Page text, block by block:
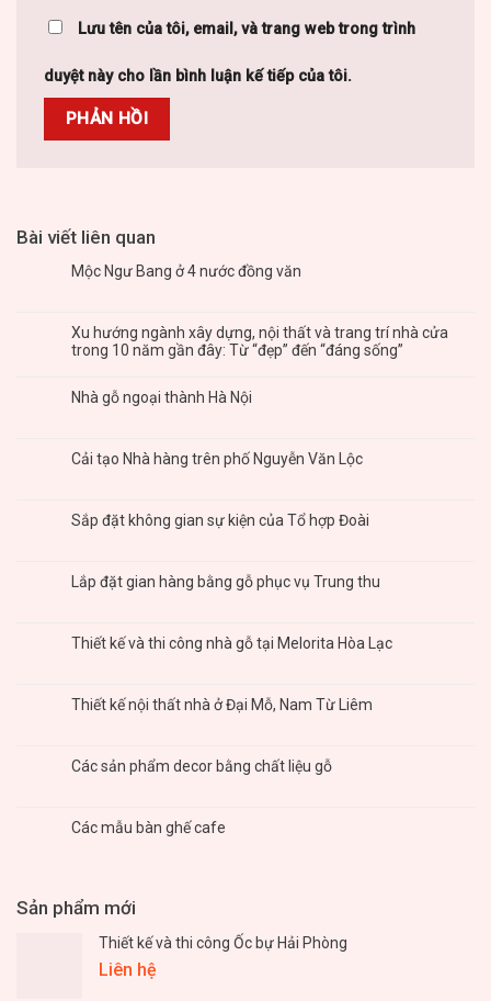
Lưu tên của tôi, email, và trang web trong trình
duyệt này cho lần bình luận kế tiếp của tôi.
Bài viết liên quan
Mộc Ngư Bang ở 4 nước đồng văn
Xu hướng ngành xây dựng, nội thất và trang trí nhà cửa
trong 10 năm gần đây: Từ “đẹp” đến “đáng sống”
Nhà gỗ ngoại thành Hà Nội
Cải tạo Nhà hàng trên phố Nguyễn Văn Lộc
Sắp đặt không gian sự kiện của Tổ hợp Đoài
Lắp đặt gian hàng bằng gỗ phục vụ Trung thu
Thiết kế và thi công nhà gỗ tại Melorita Hòa Lạc
Thiết kế nội thất nhà ở Đại Mỗ, Nam Từ Liêm
Các sản phẩm decor bằng chất liệu gỗ
Các mẫu bàn ghế cafe
Sản phẩm mới
Thiết kế và thi công Ốc bự Hải Phòng
Liên hệ